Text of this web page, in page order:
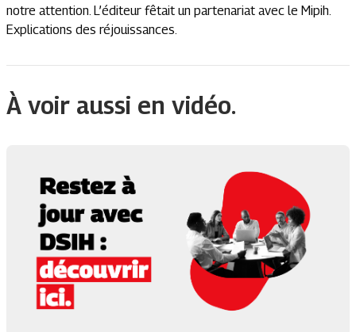
notre attention. L’éditeur fêtait un partenariat avec le Mipih.
Explications des réjouissances.
À voir aussi en vidéo.